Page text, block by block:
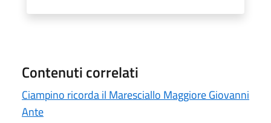
Contenuti correlati
Ciampino ricorda il Maresciallo Maggiore Giovanni
Ante